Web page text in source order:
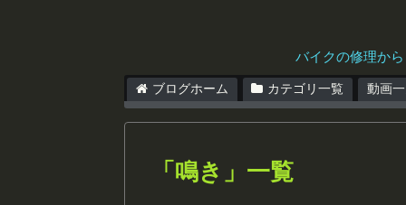
バイクの修理か
ブログホーム カテゴリ一覧 動画
「 鳴き 」 一覧